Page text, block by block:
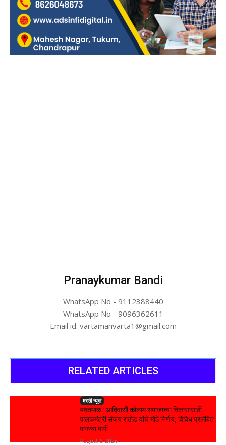
Pranaykumar Bandi
WhatsApp No - 9112388440
WhatsApp No - 9096362611
Email id: vartamanvarta1@gmail.com
RELATED ARTICLES
मराठी न्यूज़
यवतमाळ : आदिवासी कोलाम समाजाच्या विकासासाठी
पालकमंत्री संजय राठोड यांचे मोठे निर्णय; विविध प्रलंबित
मागण्या मार्गी
August 6, 2026